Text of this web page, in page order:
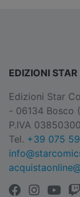
EDIZIONI
Edizioni Star
- 06134 Bosco
P.IVA
Tel. +39 075